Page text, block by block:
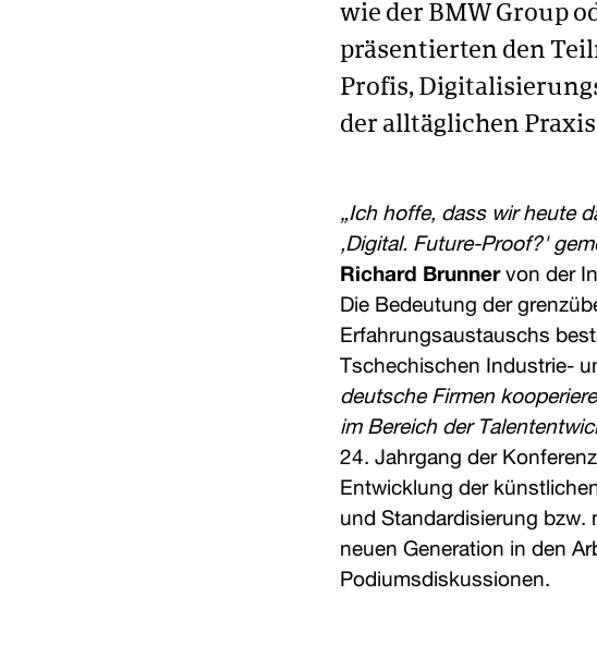
wie der BMW Group
präsentierten den
Profis,
der alltäglichen
„Ich hoffe, dass wir heute
‚Digital. Future-Proof?'
Richard Brunnervon der
Die Bedeutung der
Erfahrungsaustauschs
Tschechischen Industrie-
deutsche Firmen
im Bereich der
24. Jahrgang der
Entwicklung der
und Standardisierung bzw.
neuen Generation in den
Podiumsdiskussionen.